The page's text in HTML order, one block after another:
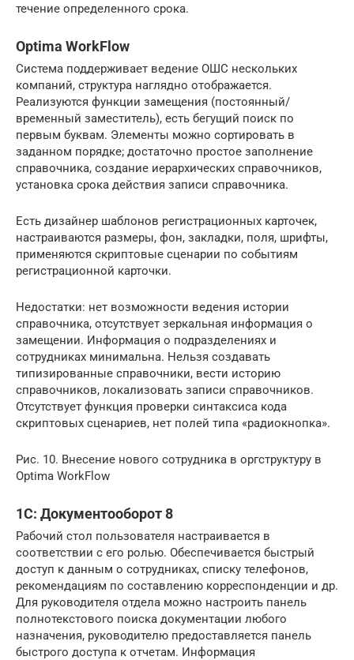
течение определенного срока.
Optima WorkFlow
Система поддерживает ведение ОШС нескольких
компаний, структура наглядно отображается.
Реализуются функции замещения (постоянный/
временный заместитель), есть бегущий поиск по
первым буквам. Элементы можно сортировать в
заданном порядке; достаточно простое заполнение
справочника, создание иерархических справочников,
установка срока действия записи справочника.
Есть дизайнер шаблонов регистрационных карточек,
настраиваются размеры, фон, закладки, поля, шрифты,
применяются скриптовые сценарии по событиям
регистрационной карточки.
Недостатки: нет возможности ведения истории
справочника, отсутствует зеркальная информация о
замещении. Информация о подразделениях и
сотрудниках минимальна. Нельзя создавать
типизированные справочники, вести историю
справочников, локализовать записи справочников.
Отсутствует функция проверки синтаксиса кода
скриптовых сценариев, нет полей типа «радиокнопка».
Рис. 10. Внесение нового сотрудника в оргструктуру в
Optima WorkFlow
1С: Документооборот 8
Рабочий стол пользователя настраивается в
соответствии с его ролью. Обеспечивается быстрый
доступ к данным о сотрудниках, списку телефонов,
рекомендациям по составлению корреспонденции и др.
Для руководителя отдела можно настроить панель
полнотекстового поиска документации любого
назначения, руководителю предоставляется панель
быстрого доступа к отчетам. Информация